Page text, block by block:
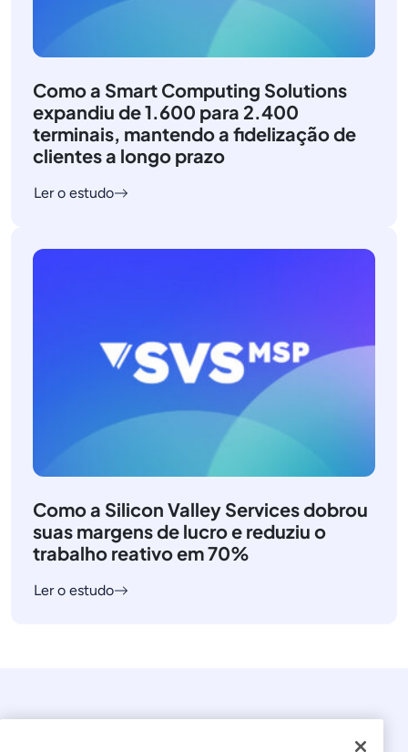
Como a Smart Computing Solutions
expandiu de 1.600 para 2.400
terminais, mantendo a fidelização de
clientes a longo prazo
Ler o estudo
Como a Silicon Valley Services dobrou
suas margens de lucro e reduziu o
trabalho reativo em 70%
Ler o estudo